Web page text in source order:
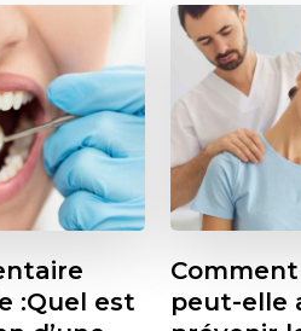
:Quel est
peut-elle